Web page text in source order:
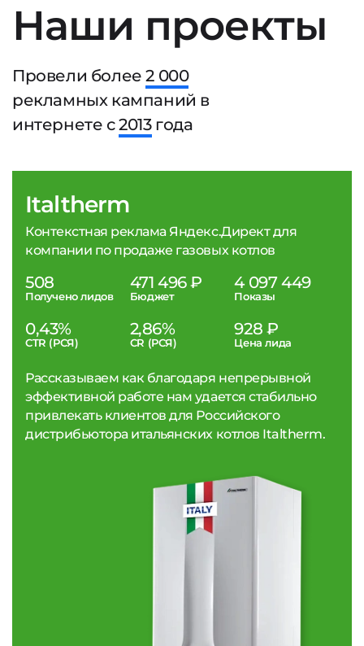
Наши проекты
Провели более2 000
рекламных кампаний в
интернете с2013года
Italtherm
Контекстная реклама Яндекс.Директ для
компании по продаже газовых котлов
508
Получено лидов
471 496 ₽
Бюджет
4 097 449
Показы
0,43%
CTR (РСЯ)
2,86%
CR (РСЯ)
928 ₽
Цена лида
Рассказываем как благодаря непрерывной
эффективной работе нам удается стабильно
привлекать клиентов для Российского
дистрибьютора итальянских котлов Italtherm.